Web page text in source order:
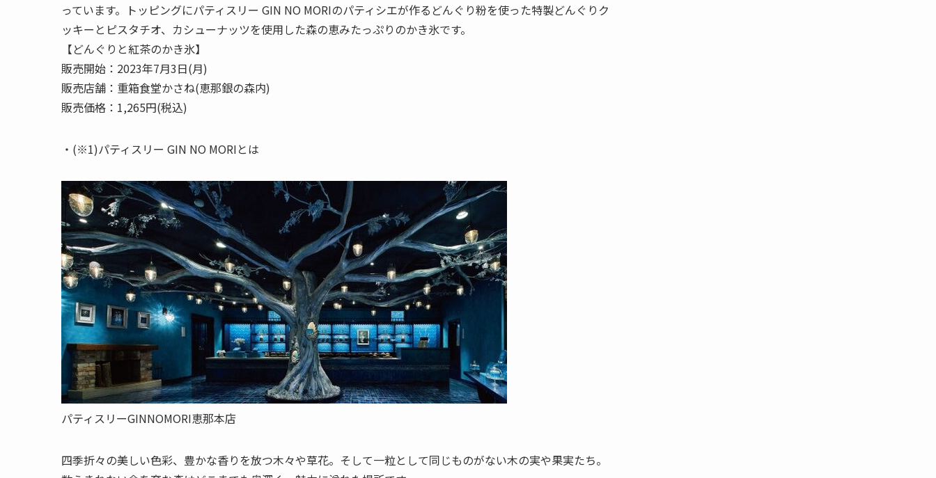
っています。トッピングにパティスリー GIN NO MORIのパティシエが作るどんぐり粉を使った特製どんぐりク
ッキーとピスタチオ、カシューナッツを使用した森の恵みたっぷりのかき氷です。
【どんぐりと紅茶のかき氷】
販売開始：2023年7月3日(月)
販売店舗：重箱食堂かさね(恵那銀の森内)
販売価格：1,265円(税込)
・(※1)パティスリー GIN NO MORIとは
パティスリーGINNOMORI恵那本店
四季折々の美しい色彩、豊かな香りを放つ木々や草花。そして一粒として同じものがない木の実や果実たち。